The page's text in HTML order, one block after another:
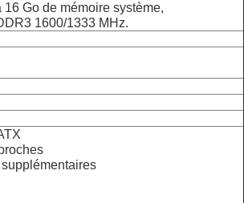
Go de mémoire système,
1600/1333 MHz.